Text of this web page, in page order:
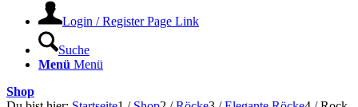
Login / Register Page Link
Suche
Menü Menü
Shop